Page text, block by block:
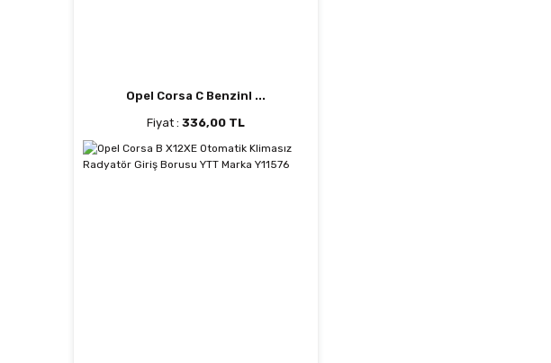
Opel Corsa C Benzinl ...
Fiyat : 336,00 TL